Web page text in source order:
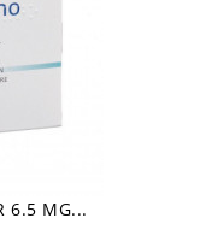
6.5 MG...